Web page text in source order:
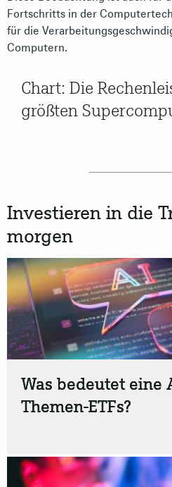
Fortschritts in der
für die
Computern.
Chart: Die
größten
Investieren in die
morgen
Was bedeutet eine
Themen-ETFs?